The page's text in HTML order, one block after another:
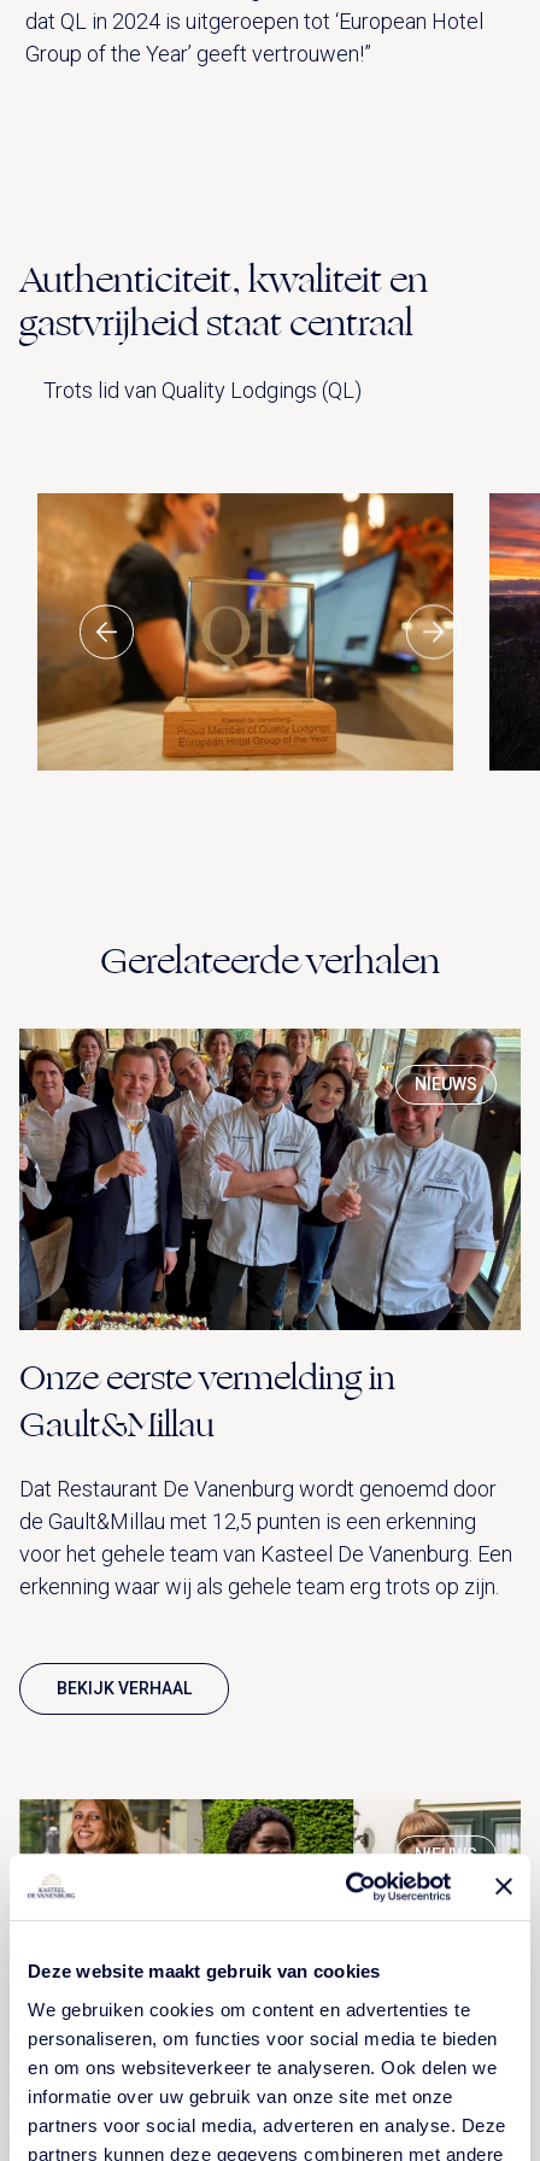
Deze website maakt gebruik van cookies
We gebruiken cookies om content en advertenties te
personaliseren, om functies voor social media te bieden
en om ons websiteverkeer te analyseren. Ook delen we
informatie over uw gebruik van onze site met onze
partners voor social media, adverteren en analyse. Deze
partners kunnen deze gegevens combineren met andere
dat QL in 2024 is uitgeroepen tot ‘European Hotel
Group of the Year’ geeft vertrouwen!”
Authenticiteit, kwaliteit en
gastvrijheid staat centraal
Trots lid van Quality Lodgings (QL)
Gerelateerde verhalen
NIEUWS
Onze eerste vermelding in
Gault&Millau
Dat Restaurant De Vanenburg wordt genoemd door
de Gault&Millau met 12,5 punten is een erkenning
voor het gehele team van Kasteel De Vanenburg. Een
erkenning waar wij als gehele team erg trots op zijn.
BEKIJK VERHAAL
NIEUWS
Onze jubilarissen van 2025